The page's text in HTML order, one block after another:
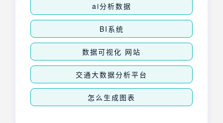
ai分析数据
BI系统
数据可视化 网站
交通大数据分析平台
怎么生成图表